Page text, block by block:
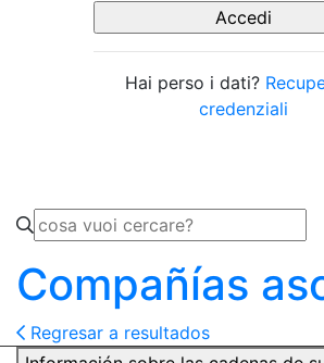
Hai perso i dati?
credenziali
Compañías
Regresar a resultados